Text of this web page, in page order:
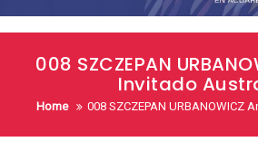
008 SZCZEPAN
Invitado
Home 008 SZCZEPAN URBANOWICZ